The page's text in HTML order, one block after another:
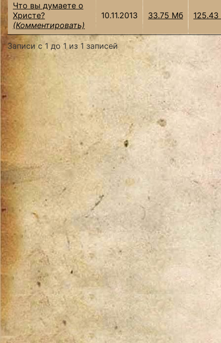
Что вы думаете о
Христе?
(Комментировать)
10.11.2013 33.75 Мб
Записи с 1 до 1 из 1 записей